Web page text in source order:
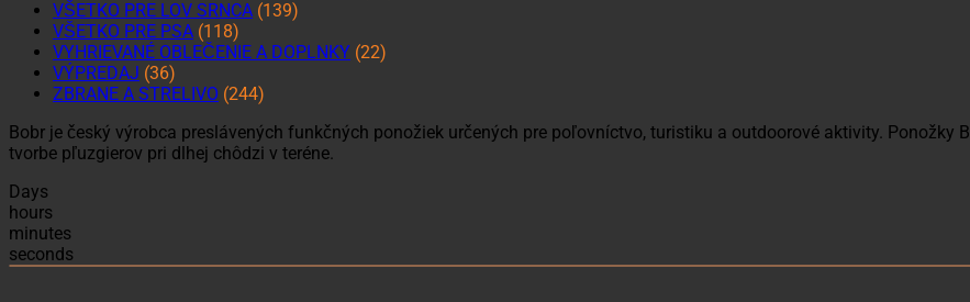
VŠETKO PRE LOV SRNCA (139)
VŠETKO PRE PSA (118)
VYHRIEVANÉ OBLEČENIE A DOPLNKY (22)
VÝPREDAJ (36)
ZBRANE A STRELIVO (244)
Bobr je český výrobca preslávených funkčných ponožiek určených pre poľovníctvo, turistiku a outdoorové aktivity. Ponožky
tvorbe pľuzgierov pri dlhej chôdzi v teréne.
Days
hours
minutes
seconds